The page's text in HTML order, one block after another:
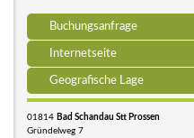
Buchungsanfrage
Internetseite
Geografische Lage
01814 Bad Schandau Stt Prossen
Gründelweg 7